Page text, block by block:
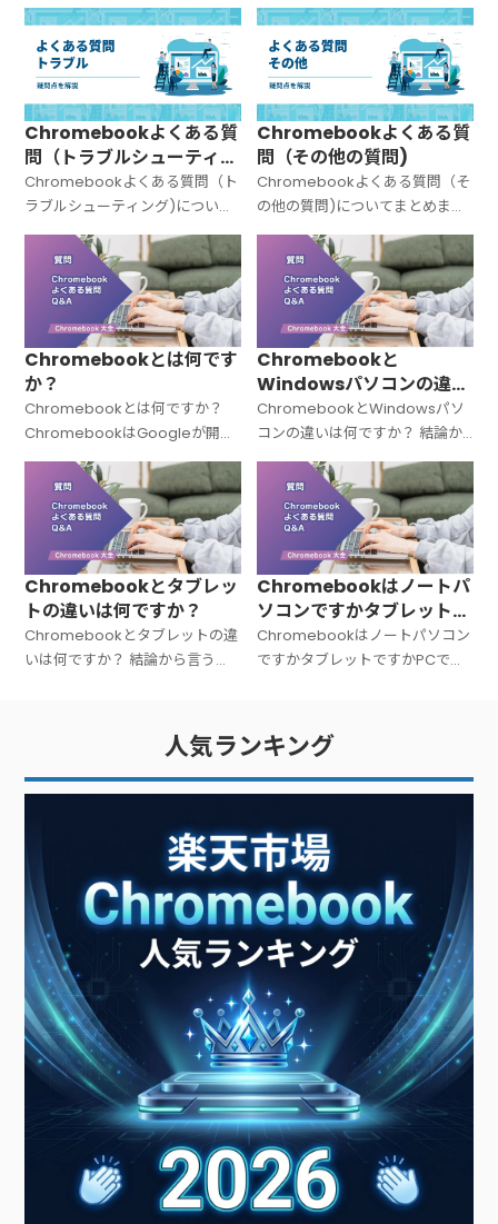
Chromebookよくある質
問（トラブルシューティン
グ)
Chromebookよくある質問（ト
ラブルシューティング)について
まとめました。
Chromebookよくある質
問（その他の質問)
Chromebookよくある質問（そ
の他の質問)についてまとめまし
た。
Chromebookとは何です
か？
Chromebookとは何ですか？
ChromebookはGoogleが開発
した「Chrome OS（クローム
OS）」を搭載したノートパソコ
ンの総称です。Windowsでも
Macでもない
Chromebookと
Windowsパソコンの違い
は何ですか？
ChromebookとWindowsパソ
コンの違いは何ですか？ 結論か
ら言うと、Chromebookと
Windowsパソコンは「OSが違
う＝中身の設計思想がまったく
違う」パソコンです。C
Chromebookとタブレッ
トの違いは何ですか？
Chromebookとタブレットの違
いは何ですか？ 結論から言う
トは「タッチ操作中心の板型デ
バイス」です。文字入力が多い
Chromebookはノートパ
ソコンですかタブレットで
すかPCですか？
Chromebookはノートパソコン
ですかタブレットですかPCです
ン（PC）」です。広い意味での
PC（パーソナルコンピュータ
ー）
人気ランキング